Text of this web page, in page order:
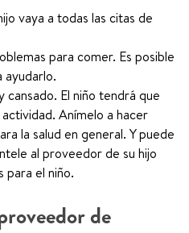
vaya a todas las citas de
para comer. Es posible
ayudarlo.
cansado. El niño tendrá que
Anímelo a hacer
la salud en general. Y puede
al proveedor de su hijo
para el niño.
de